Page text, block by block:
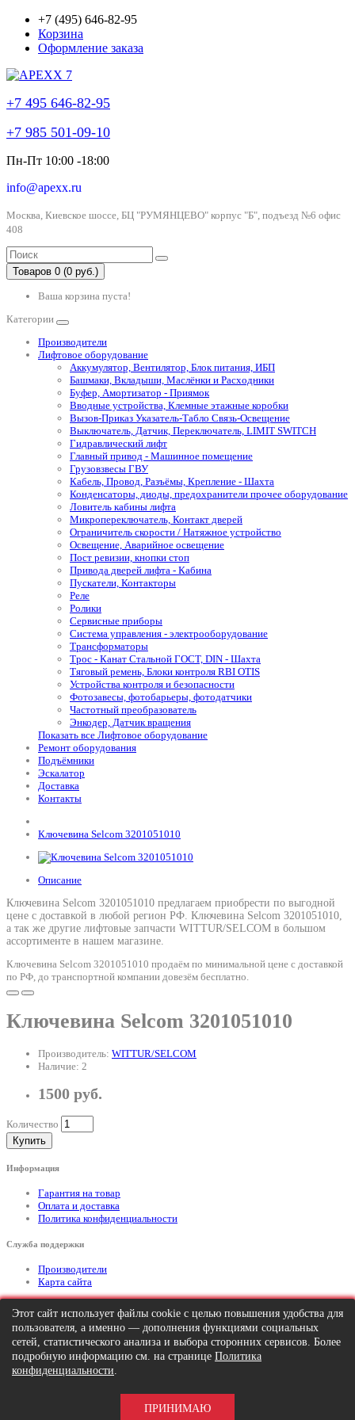
+7 (495) 646-82-95
Корзина
Оформление заказа
+7 495 646-82-95
+7 985 501-09-10
Пн-Пт 10:00 -18:00
info@apexx.ru
Москва, Киевское шоссе, БЦ "РУМЯНЦЕВО" корпус "Б", подъезд №6 офис
408
Товаров 0 (0 руб.)
Ваша корзина пуста!
Категории
Производители
Лифтовое оборудование
Аккумулятор, Вентилятор, Блок питания, ИБП
Башмаки, Вкладыши, Маслёнки и Расходники
Буфер, Амортизатор - Приямок
Вводные устройства, Клемные этажные коробки
Вызов-Приказ Указатель-Табло Связь-Освещение
Выключатель, Датчик, Переключатель, LIMIT SWITCH
Гидравлический лифт
Главный привод - Машинное помещение
Грузовзвесы ГВУ
Кабель, Провод, Разъёмы, Крепление - Шахта
Конденсаторы, диоды, предохранители прочее оборудование
Ловитель кабины лифта
Микропереключатель, Контакт дверей
Ограничитель скорости / Натяжное устройство
Освещение, Аварийное освещение
Пост ревизии, кнопки стоп
Привода дверей лифта - Кабина
Пускатели, Контакторы
Реле
Ролики
Сервисные приборы
Система управления - электрооборудование
Трансформаторы
Трос - Канат Стальной ГОСТ, DIN - Шахта
Тяговый ремень, Блоки контроля RBI OTIS
Устройства контроля и безопасности
Фотозавесы, фотобарьеры, фотодатчики
Частотный преобразователь
Энкодер, Датчик вращения
Показать все Лифтовое оборудование
Ремонт оборудования
Подъёмники
Эскалатор
Доставка
Контакты
Ключевина Selcom 3201051010
Описание
Ключевина Selcom 3201051010 предлагаем приобрести по выгодной
цене с доставкой в любой регион РФ. Ключевина Selcom 3201051010,
а так же другие лифтовые запчасти WITTUR/SELCOM в большом
ассортименте в нашем магазине.
Ключевина Selcom 3201051010 продаём по минимальной цене с доставкой
по РФ, до транспортной компании довезём бесплатно.
Ключевина Selcom 3201051010
Производитель: WITTUR/SELCOM
Наличие: 2
1500 руб.
Количество
Купить
Информация
Гарантия на товар
Оплата и доставка
Политика конфиденциальности
Служба поддержки
Производители
Карта сайта
Дополнительно
Тел: +7 (495) 646-82-95 mailto:info@apexx.ru
Вся информация и цены на товар, размещенные на данном сайте, носят
информационный характер и ни при каких обстоятельствах не является
публичной офертой!
Этот сайт использует файлы cookie с целью повышения удобства для
пользователя, а именно — дополнения функциями социальных
сетей, статистического анализа и выбора сторонних сервисов. Более
подробную информацию см. на странице Политика
конфиденциальности.
ПРИНИМАЮ